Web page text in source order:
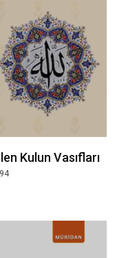
Kulun Vasıfları